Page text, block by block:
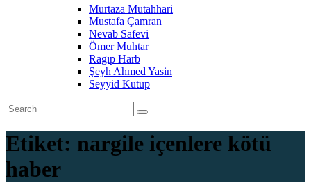
Murtaza Mutahhari
Mustafa Çamran
Nevab Safevi
Ömer Muhtar
Ragıp Harb
Şeyh Ahmed Yasin
Seyyid Kutup
Etiket: nargile içenlere kötü
haber